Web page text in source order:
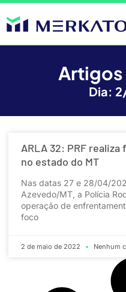
Artigos
Dia:
ARLA 32: PRF
no estado do MT
Nas datas 27 e 28/04/
Azevedo/MT, a Polícia
operação de
foco
2 de maio de 2022 Nenhum